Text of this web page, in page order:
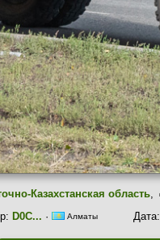
Казахстанская область,
D0C... · АлматыДата: